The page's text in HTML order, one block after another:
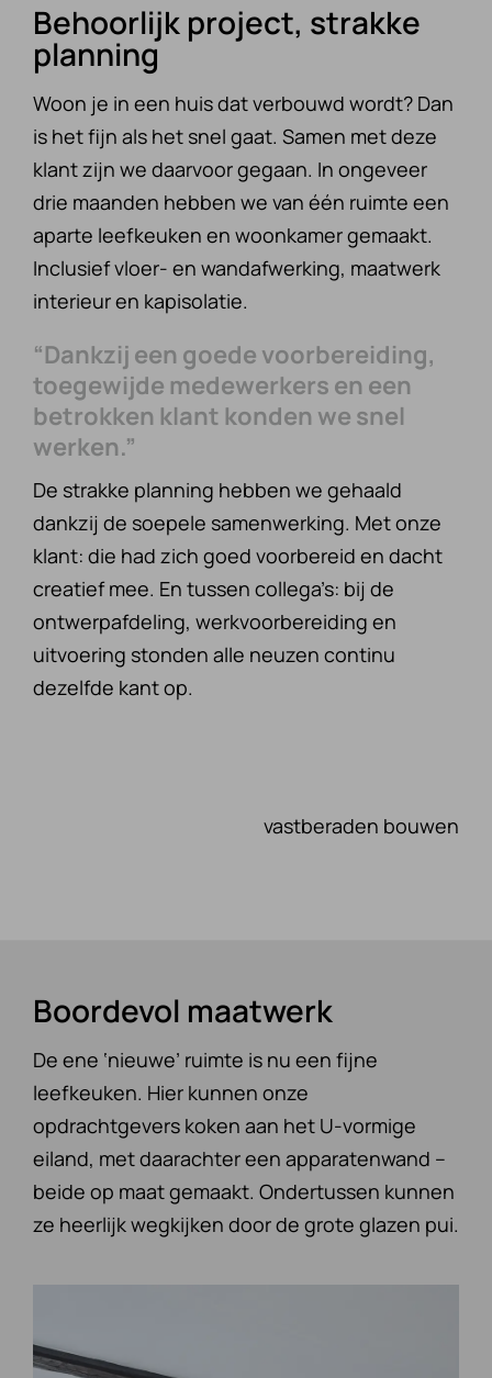
Behoorlijk project, strakke
planning
Woon je in een huis dat verbouwd wordt? Dan
is het fijn als het snel gaat. Samen met deze
klant zijn we daarvoor gegaan. In ongeveer
drie maanden hebben we van één ruimte een
aparte leefkeuken en woonkamer gemaakt.
Inclusief vloer- en wandafwerking, maatwerk
interieur en kapisolatie.
“Dankzij een goede voorbereiding,
toegewijde medewerkers en een
betrokken klant konden we snel
werken.”
De strakke planning hebben we gehaald
dankzij de soepele samenwerking. Met onze
klant: die had zich goed voorbereid en dacht
creatief mee. En tussen collega’s: bij de
ontwerpafdeling, werkvoorbereiding en
uitvoering stonden alle neuzen continu
dezelfde kant op.
vastberaden bouwen
Boordevol maatwerk
De ene ‘nieuwe’ ruimte is nu een fijne
leefkeuken. Hier kunnen onze
opdrachtgevers koken aan het U-vormige
eiland, met daarachter een apparatenwand –
beide op maat gemaakt. Ondertussen kunnen
ze heerlijk wegkijken door de grote glazen pui.